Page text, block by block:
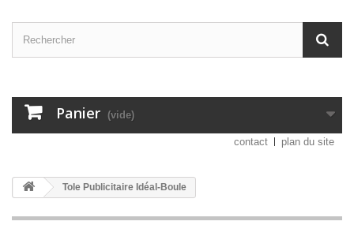
Panier (vide)
contact plan du site
Tole Publicitaire Idéal-Boule